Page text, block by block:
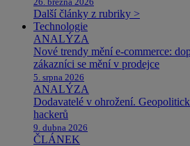
Další články z rubriky >
Technologie
ANALÝZA
Nové trendy mění e-commerce:
zákazníci se mění v prodejce
5. srpna 2026
ANALÝZA
Dodavatelé v ohrožení.
hackerů
9. dubna 2026
ČLÁNEK